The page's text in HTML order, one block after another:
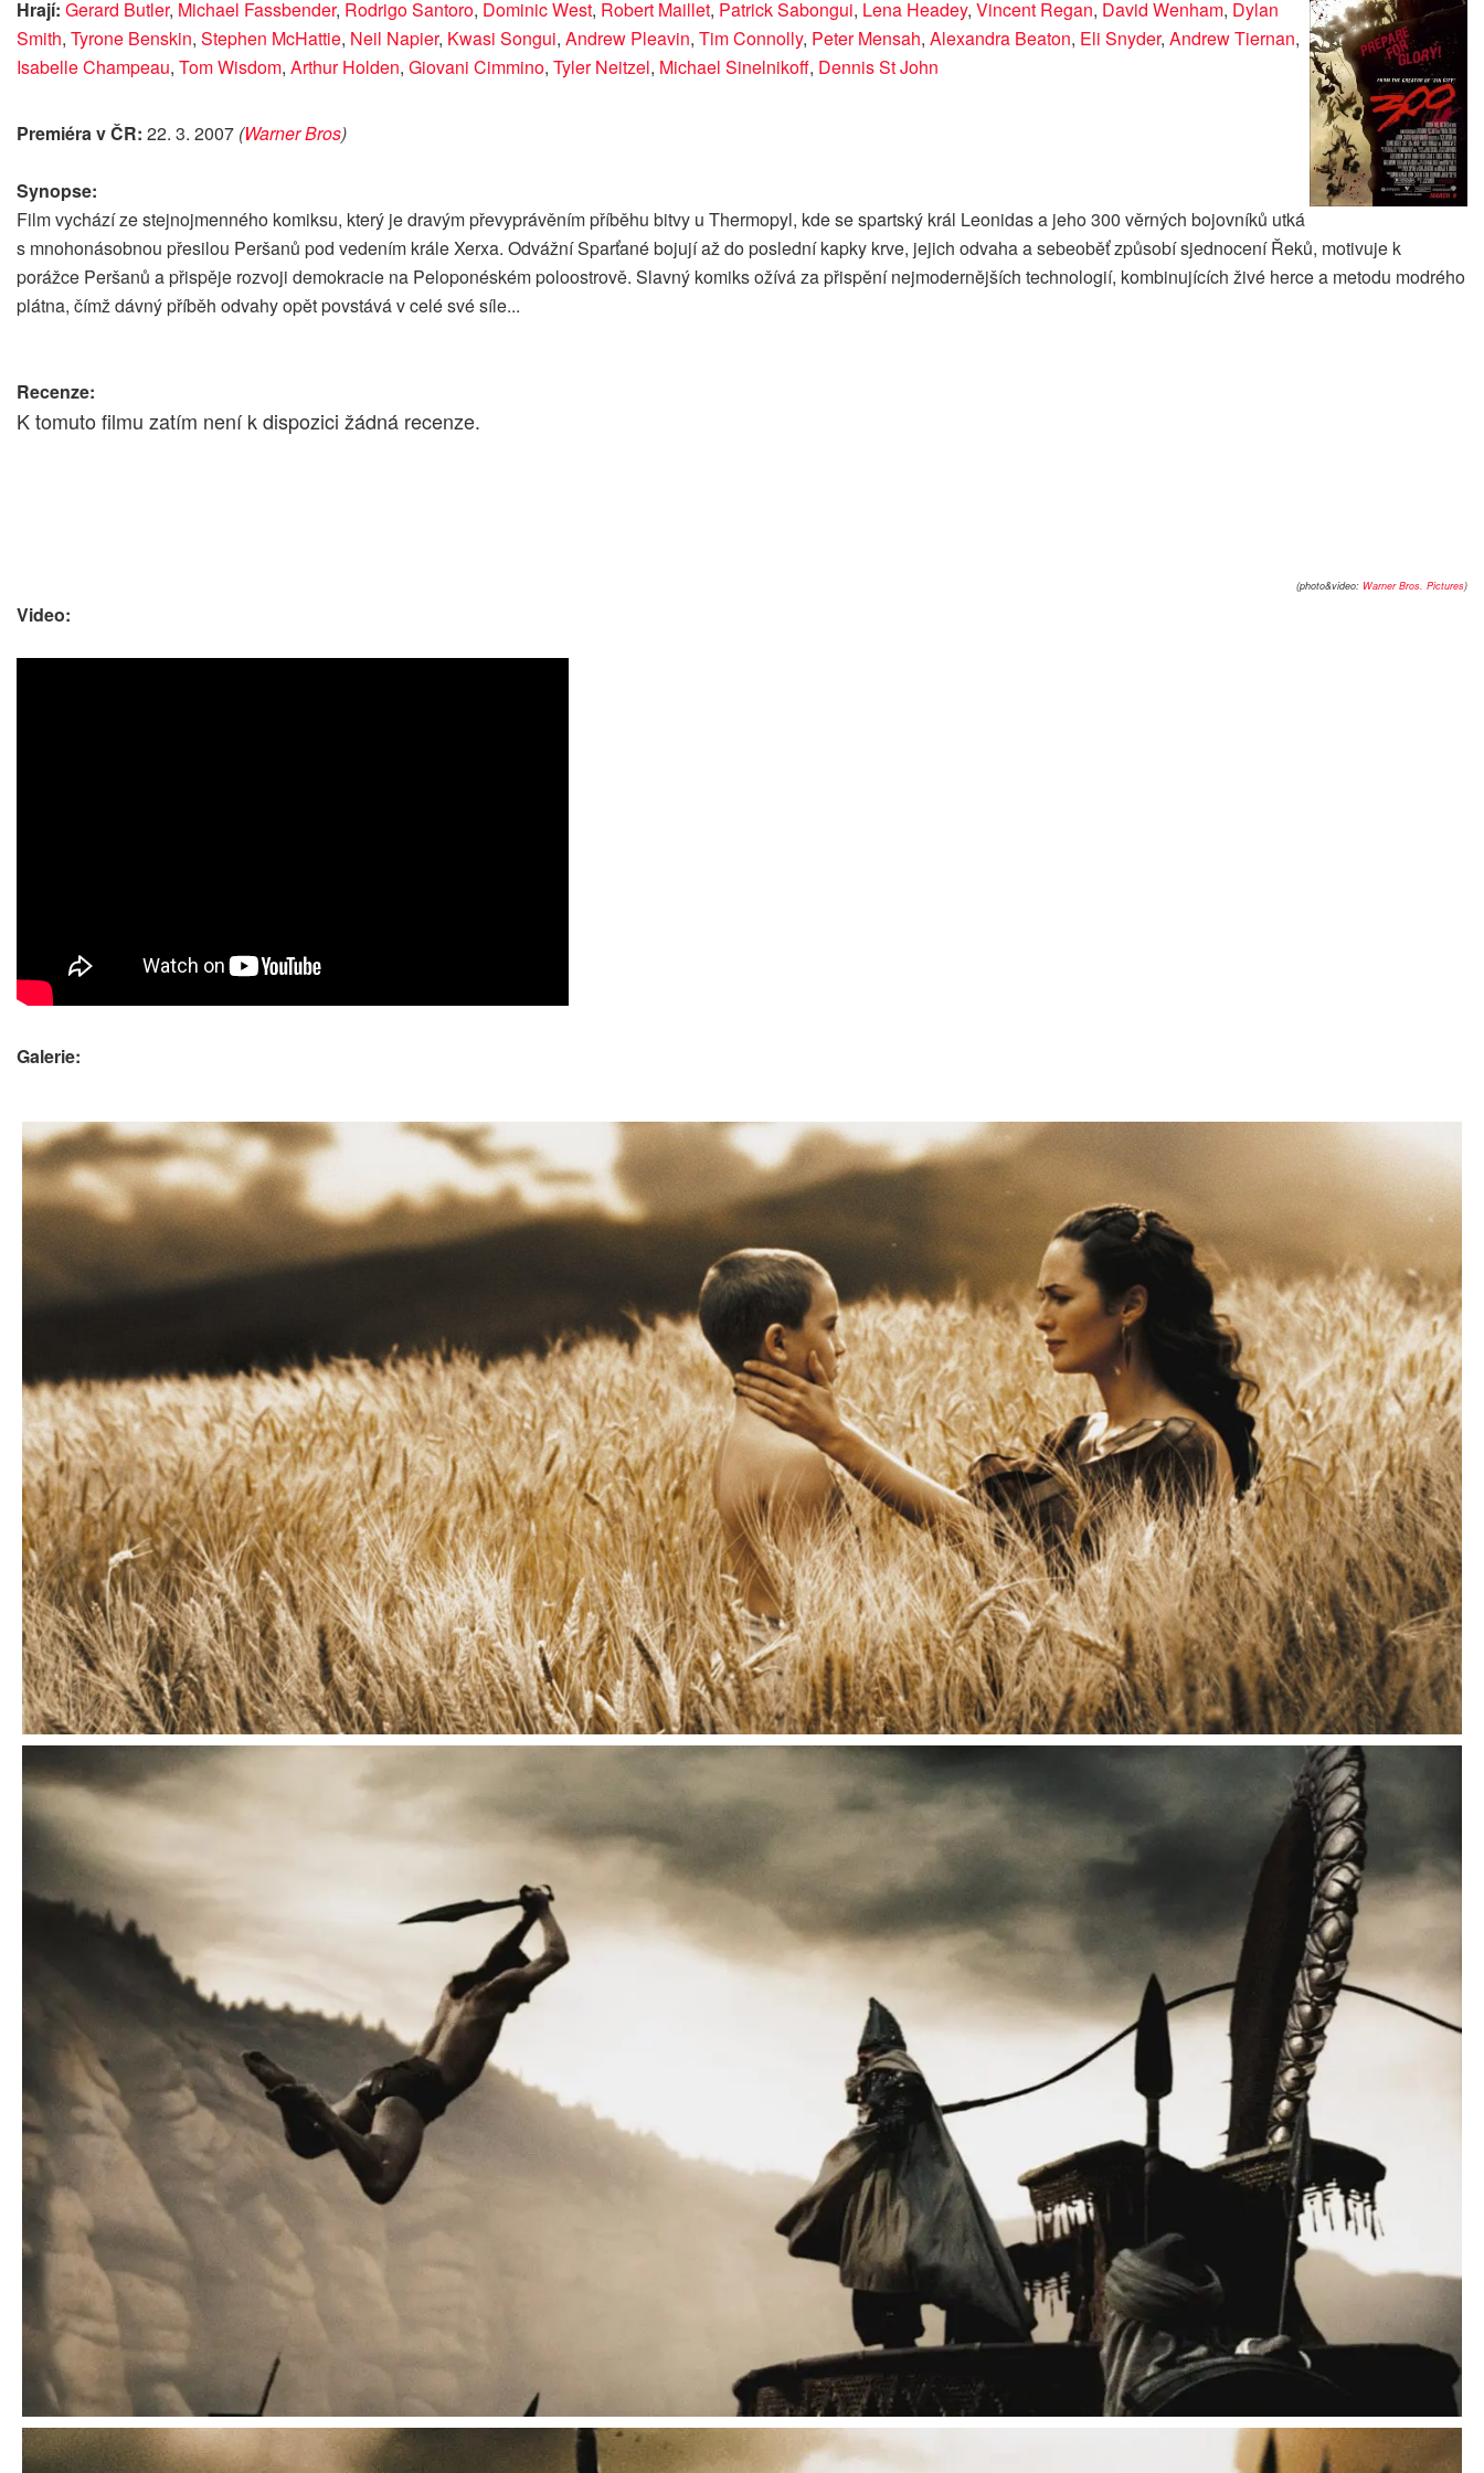
Hrají: Gerard Butler, Michael Fassbender, Rodrigo Santoro, Dominic West, Robert Maillet, Patrick Sabongui, Lena Headey, Vincent Regan, David Wenham, Dylan
Smith, Tyrone Benskin, Stephen McHattie, Neil Napier, Kwasi Songui, Andrew Pleavin, Tim Connolly, Peter Mensah, Alexandra Beaton, Eli Snyder, Andrew Tiernan,
Isabelle Champeau, Tom Wisdom, Arthur Holden, Giovani Cimmino, Tyler Neitzel, Michael Sinelnikoff, Dennis St John
Premiéra v ČR: 22. 3. 2007 (Warner Bros)
Synopse:
Film vychází ze stejnojmenného komiksu, který je dravým převyprávěním příběhu bitvy u Thermopyl, kde se spartský král Leonidas a jeho 300 věrných bojovníků utká
s mnohonásobnou přesilou Peršanů pod vedením krále Xerxa. Odvážní Sparťané bojují až do poslední kapky krve, jejich odvaha a sebeoběť způsobí sjednocení Řeků, motivuje k
porážce Peršanů a přispěje rozvoji demokracie na Peloponéském poloostrově. Slavný komiks ožívá za přispění nejmodernějších technologií, kombinujících živé herce a metodu modrého
plátna, čímž dávný příběh odvahy opět povstává v celé své síle...
Recenze:
K tomuto filmu zatím není k dispozici žádná recenze.
(photo&video: Warner Bros. Pictures)
Video:
Galerie: